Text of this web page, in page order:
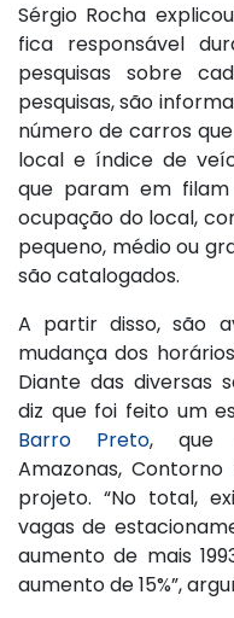
Sérgio Rocha
fica responsável
pesquisas sobre
pesquisas, são
número de carros
local e índice de
que param em filam
ocupação do local,
pequeno, médio ou
são catalogados.
A partir disso, são
mudança dos
Diante das diversas
diz que foi feito um
Barro Preto, que
Amazonas,
projeto. “No total,
vagas de
aumento de mais
aumento de 15%”,